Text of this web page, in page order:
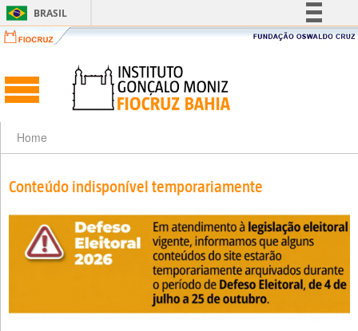
BRASIL
Simplifique!
Acesso à informação
Canais
Home
Conteúdo indisponível temporariamente